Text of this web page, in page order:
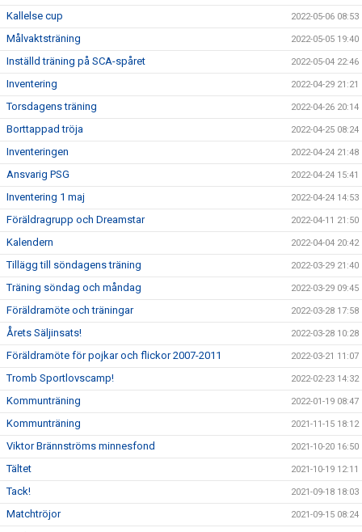
Kallelse cup 2022-05-06 08:53
Målvaktsträning 2022-05-05 19:40
Inställd träning på SCA-spåret 2022-05-04 22:46
Inventering 2022-04-29 21:21
Torsdagens träning 2022-04-26 20:14
Borttappad tröja 2022-04-25 08:24
Inventeringen 2022-04-24 21:48
Ansvarig PSG 2022-04-24 15:41
Inventering 1 maj 2022-04-24 14:53
Föräldragrupp och Dreamstar 2022-04-11 21:50
Kalendern 2022-04-04 20:42
Tillägg till söndagens träning 2022-03-29 21:40
Träning söndag och måndag 2022-03-29 09:45
Föräldramöte och träningar 2022-03-28 17:58
Årets Säljinsats! 2022-03-28 10:28
Föräldramöte för pojkar och flickor 2007-2011 2022-03-21 11:07
Tromb Sportlovscamp! 2022-02-23 14:32
Kommunträning 2022-01-19 08:47
Kommunträning 2021-11-15 18:12
Viktor Brännströms minnesfond 2021-10-20 16:50
Tältet 2021-10-19 12:11
Tack! 2021-09-18 18:03
Matchtröjor 2021-09-15 08:24